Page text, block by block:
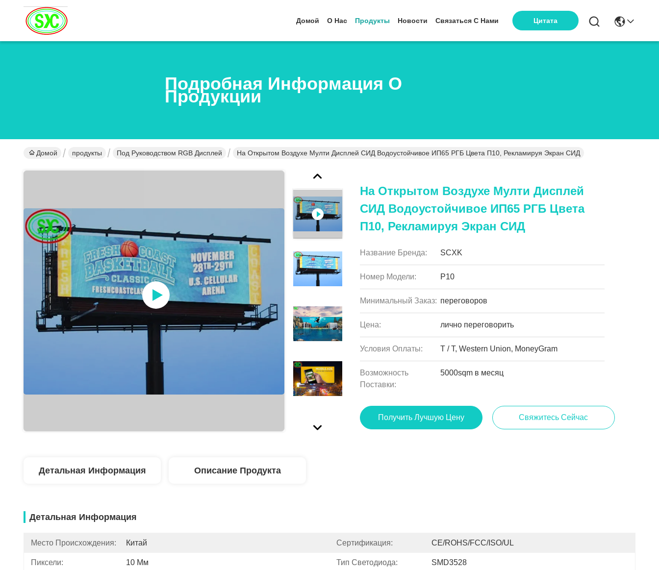
Домой О Нас Продукты Новости Связаться С Нами Цитата
Подробная Информация О
Продукции
Домой продукты Под Руководством RGB Дисплей На Открытом Воздухе Мулти Дисплей СИД Водоустойчивое ИП65 РГБ Цвета П10, Рекламируя Экран СИД
На Открытом Воздухе Мулти Дисплей
СИД Водоустойчивое ИП65 РГБ Цвета
П10, Рекламируя Экран СИД
Название Бренда: SCXK
Номер Модели: P10
Минимальный Заказ: переговоров
Цена: лично переговорить
Условия Оплаты: T / T, Western Union, MoneyGram
Возможность
Поставки:
5000sqm в месяц
Получить Лучшую Цену Свяжитесь Сейчас
Детальная Информация Описание Продукта
Детальная Информация
Место Происхождения: Китай Сертификация: CE/ROHS/FCC/ISO/UL
Пиксели: 10 Мм Тип Светодиода: SMD3528